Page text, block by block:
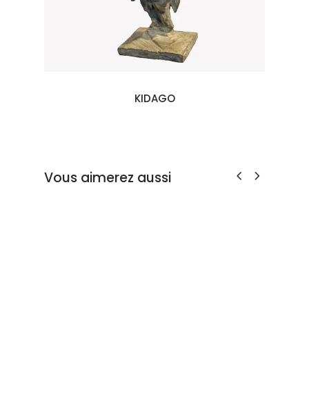
KIDAGO
Vous aimerez aussi